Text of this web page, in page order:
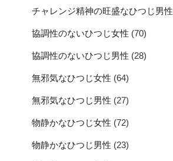
チャレンジ精神の旺盛なひつじ男性
協調性のないひつじ女性 (70)
協調性のないひつじ男性 (28)
無邪気なひつじ女性 (64)
無邪気なひつじ男性 (27)
物静かなひつじ女性 (72)
物静かなひつじ男性 (23)